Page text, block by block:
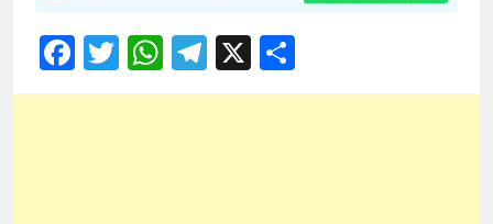
Facebook
Twitter
WhatsApp
Telegram
X